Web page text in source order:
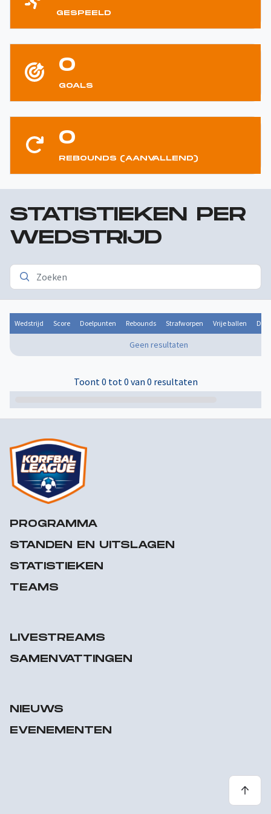
GESPEELD
0
GOALS
0
REBOUNDS (AANVALLEND)
STATISTIEKEN PER
WEDSTRIJD
Wedstrijd Score Doelpunten Rebounds Strafworpen Vrije ballen
Geen resultaten
Toont 0 tot 0 van 0 resultaten
PROGRAMMA
STANDEN EN UITSLAGEN
STATISTIEKEN
TEAMS
LIVESTREAMS
SAMENVATTINGEN
NIEUWS
EVENEMENTEN